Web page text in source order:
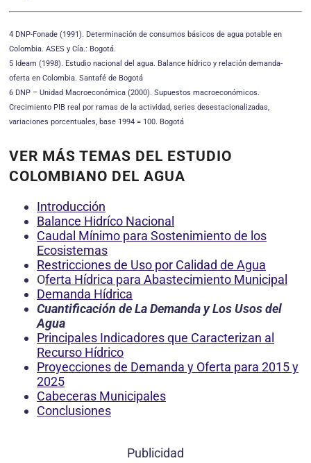
4 DNP-Fonade (1991). Determinación de consumos básicos de agua potable en
Colombia. ASES y Cía.: Bogotá.
5 Ideam (1998). Estudio nacional del agua. Balance hídrico y relación demanda-
oferta en Colombia. Santafé de Bogotá
6 DNP – Unidad Macroeconómica (2000). Supuestos macroeconómicos.
Crecimiento PIB real por ramas de la actividad, series desestacionalizadas,
variaciones porcentuales, base 1994 = 100. Bogotá
VER MÁS TEMAS DEL ESTUDIO
COLOMBIANO DEL AGUA
Introducción
Balance Hidríco Nacional
Caudal Mínimo para Sostenimiento de los
Ecosistemas
Restricciones de Uso por Calidad de Agua
Oferta Hídrica para Abastecimiento Municipal
Demanda Hídrica
Cuantificación de La Demanda y Los Usos del
Agua
Principales Indicadores que Caracterizan al
Recurso Hídrico
Proyecciones de Demanda y Oferta para 2015 y
2025
Cabeceras Municipales
Conclusiones
Publicidad